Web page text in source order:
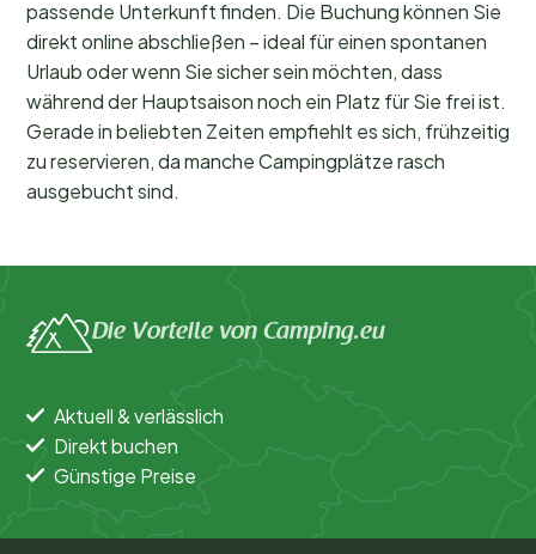
passende Unterkunft finden. Die Buchung können Sie
direkt online abschließen – ideal für einen spontanen
Urlaub oder wenn Sie sicher sein möchten, dass
während der Hauptsaison noch ein Platz für Sie frei ist.
Gerade in beliebten Zeiten empfiehlt es sich, frühzeitig
zu reservieren, da manche Campingplätze rasch
ausgebucht sind.
Die Vorteile von Camping.eu
Aktuell & verlässlich
Direkt buchen
Günstige Preise